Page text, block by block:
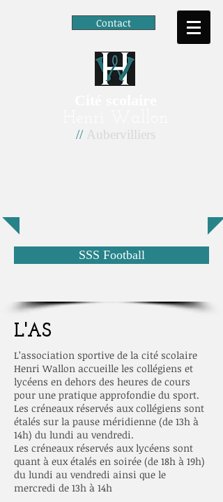
Contact
//Aubervilliers
SSS Football
L'AS
L’association sportive de la cité scolaire
Henri Wallon accueille les collégiens et
lycéens en dehors des heures de cours
pour une pratique approfondie du sport.
Les créneaux réservés aux collégiens sont
étalés sur la pause méridienne (de 13h à
14h) du lundi au vendredi.
Les créneaux réservés aux lycéens sont
quant à eux étalés en soirée (de 18h à 19h)
du lundi au vendredi ainsi que le
mercredi de 13h à 14h